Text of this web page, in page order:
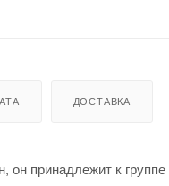
ДОСТАВКА
принадлежит к